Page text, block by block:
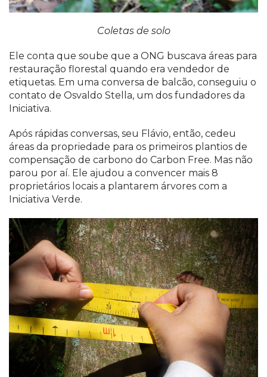
Coletas de solo
Ele conta que soube que a ONG buscava áreas para
restauração florestal quando era vendedor de
etiquetas. Em uma conversa de balcão, conseguiu o
contato de Osvaldo Stella, um dos fundadores da
Iniciativa.
Após rápidas conversas, seu Flávio, então, cedeu
áreas da propriedade para os primeiros plantios de
compensação de carbono do Carbon Free. Mas não
parou por aí. Ele ajudou a convencer mais 8
proprietários locais a plantarem árvores com a
Iniciativa Verde.